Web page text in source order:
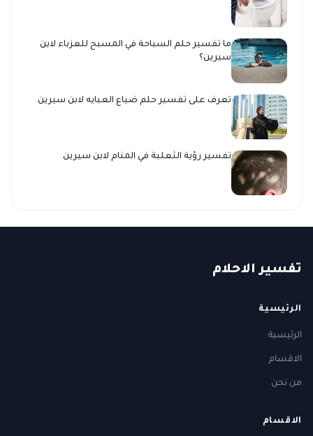
ما تفسير حلم السباحة في المسبح للعزباء لابن
سيرين؟
تعرف على تفسير حلم ضياع العبايه لابن سيرين
تفسير رؤية الثعلبة في المنام لابن سيرين
تفسير الاحلام
الرئيسية
الرئيسية
الاقسام
من نحن
الاقسام